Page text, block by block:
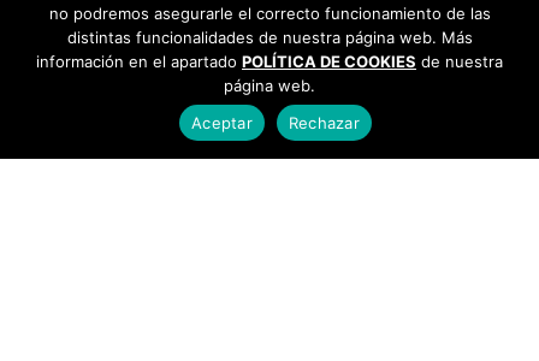
no podremos asegurarle el correcto funcionamiento de las
distintas funcionalidades de nuestra página web. Más
información en el apartado POLÍTICA DE COOKIES de nuestra
página web.
Aceptar
Rechazar